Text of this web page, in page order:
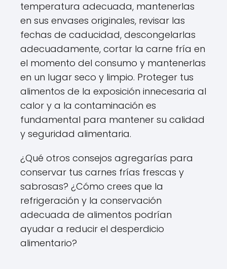
temperatura adecuada, mantenerlas
en sus envases originales, revisar las
fechas de caducidad, descongelarlas
adecuadamente, cortar la carne fría en
el momento del consumo y mantenerlas
en un lugar seco y limpio. Proteger tus
alimentos de la exposición innecesaria al
calor y a la contaminación es
fundamental para mantener su calidad
y seguridad alimentaria.
¿Qué otros consejos agregarías para
conservar tus carnes frías frescas y
sabrosas? ¿Cómo crees que la
refrigeración y la conservación
adecuada de alimentos podrían
ayudar a reducir el desperdicio
alimentario?